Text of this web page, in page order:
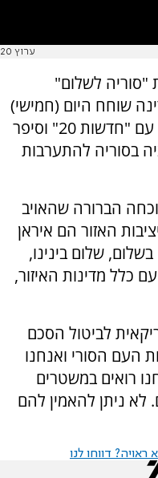
ערוץ 20
"סוריה לשלום"
שוחח היום (חמישי)
לאחר התקיפה הנרחבת בסוריה עם "חדשות 20" וסיפר
בסוריה להתערבות
הברורה שהאויב
האזור הם איראן
שלום בינינו,
כלל מדינות האיזור,
לביטול הסכם
העם הסורי ואנחנו
רואים במשטרים
לא ניתן להאמין להם
דווחו לנו